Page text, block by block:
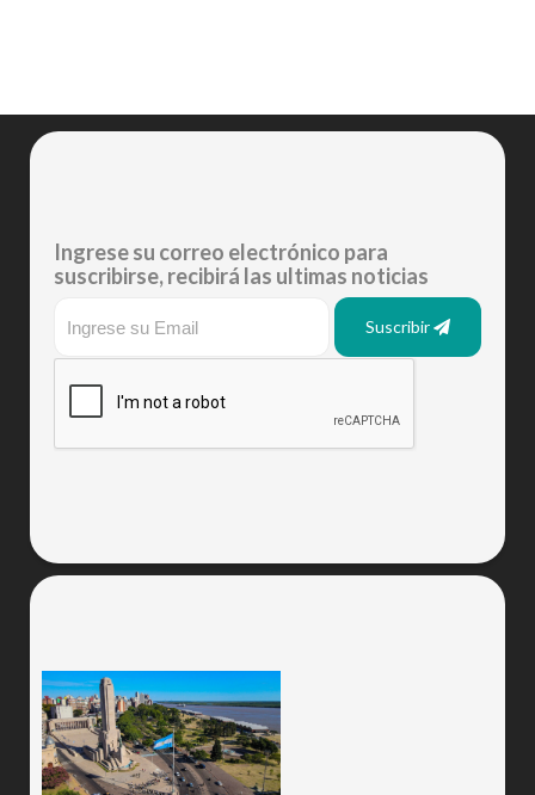
Ingrese su correo electrónico para
suscribirse, recibirá las ultimas noticias
Suscribir